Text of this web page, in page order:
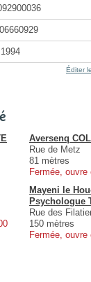
Éditer
Aversenq
Rue de Metz
81 mètres
Fermée,
Mayeni le
Psychologue
Rue des
150 mètres
Fermée,